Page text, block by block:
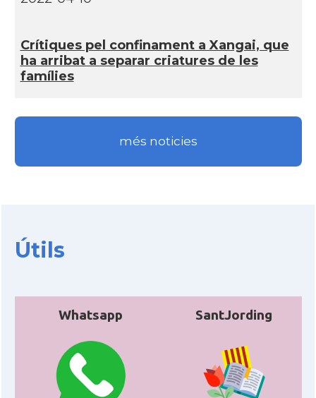
Crí­tiques pel confinament a Xangai, que
ha arribat a separar criatures de les
famí­lies
més noticies
Útils
Whatsapp SantJording